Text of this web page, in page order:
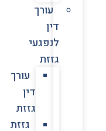
עורך
דין
לנפגעי
גזזת
עורך
דין
גזזת
גזזת